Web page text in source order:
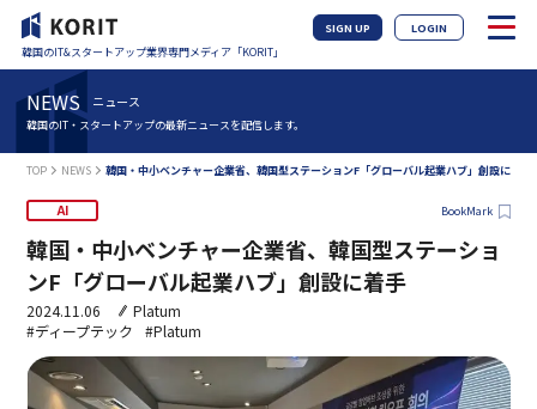
韓国のIT&スタートアップ業界専門メディア「KORIT」
SIGN UP LOGIN
NEWS ニュース
韓国のIT・スタートアップの最新ニュースを配信します。
TOP NEWS 韓国・中小ベンチャー企業省、韓国型ステーションF「グローバル起業ハブ」創設に着手
AI BookMark
韓国・中小ベンチャー企業省、韓国型ステーショ
ンF「グローバル起業ハブ」創設に着手
2024.11.06
Platum
#ディープテック
#Platum